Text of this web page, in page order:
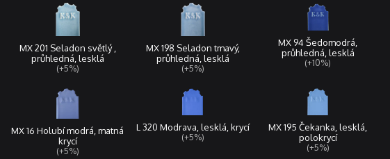
MX 201 Seladon světlý ,
průhledná, lesklá
(+5%)
MX 198 Seladon tmavý,
průhledná, lesklá
(+5%)
MX 94 Šedomodrá,
průhledná, lesklá
(+10%)
MX 16 Holubí modrá, matná
krycí
(+5%)
L 320 Modrava, lesklá, krycí
(+5%)
MX 195 Čekanka, lesklá,
polokrycí
(+5%)